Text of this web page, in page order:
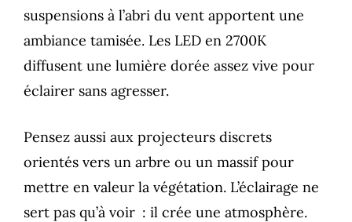
suspensions à l’abri du vent apportent une
ambiance tamisée. Les LED en 2700K
diffusent une lumière dorée assez vive pour
éclairer sans agresser.
Pensez aussi aux projecteurs discrets
orientés vers un arbre ou un massif pour
mettre en valeur la végétation. L’éclairage ne
sert pas qu’à voir : il crée une atmosphère.